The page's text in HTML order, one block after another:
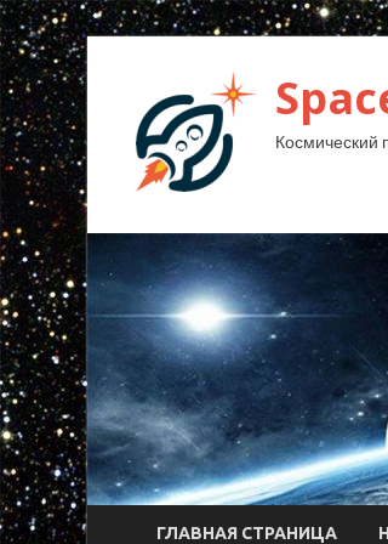
Космический
ГЛАВНАЯ СТРАНИЦА